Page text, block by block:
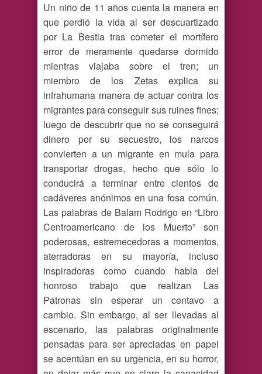
Un niño de 11 años cuenta la manera en
que perdió la vida al ser descuartizado
por La Bestia tras cometer el mortífero
error de meramente quedarse dormido
mientras viajaba sobre el tren; un
miembro de los Zetas explica su
infrahumana manera de actuar contra los
migrantes para conseguir sus ruines fines;
luego de descubrir que no se conseguirá
dinero por su secuestro, los narcos
convierten a un migrante en mula para
transportar drogas, hecho que sólo lo
conducirá a terminar entre cientos de
cadáveres anónimos en una fosa común.
Las palabras de Balam Rodrigo en “Libro
Centroamericano de los Muerto” son
poderosas, estremecedoras a momentos,
aterradoras en su mayoría, incluso
inspiradoras como cuando habla del
honroso trabajo que realizan Las
Patronas sin esperar un centavo a
cambio. Sin embargo, al ser llevadas al
escenario, las palabras originalmente
pensadas para ser apreciadas en papel
se acentúan en su urgencia, en su horror,